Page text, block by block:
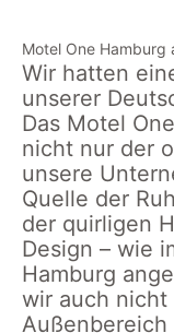
Motel One Hamburg
Wir hatten
unserer
Das Motel
nicht nur der
unsere
Quelle der
der quirligen
Design – wie
Hamburg
wir auch
Außenbereich